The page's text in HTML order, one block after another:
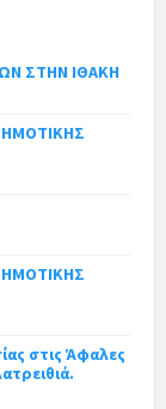
ΣΤΗΝ ΙΘΑΚΗ
στις Άφαλες